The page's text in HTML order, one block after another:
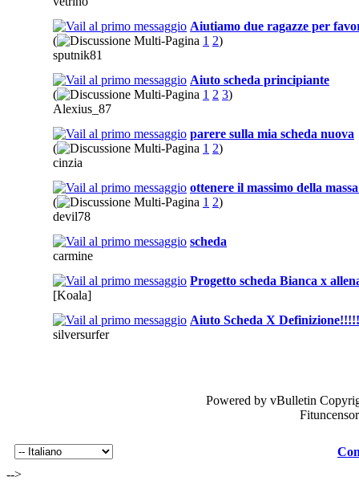
Aiutiamo due ragazze per
(
1 2)
sputnik81
Aiuto scheda principiante
(
1 2 3)
Alexius_87
parere sulla mia scheda nuova
(
1 2)
cinzia
ottenere il massimo della
(
1 2)
devil78
scheda
carmine
Progetto scheda Bianca x
[Koala]
Aiuto Scheda X
silversurfer
Powered by vBulletin
-->